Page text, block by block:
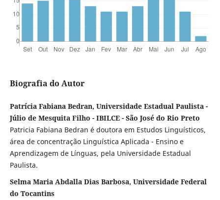
Biografia do Autor
Patrícia Fabiana Bedran, Universidade Estadual Paulista -
Júlio de Mesquita Filho - IBILCE - São José do Rio Preto
Patricia Fabiana Bedran é doutora em Estudos Linguísticos,
área de concentração Linguística Aplicada - Ensino e
Aprendizagem de Línguas, pela Universidade Estadual
Paulista.
Selma Maria Abdalla Dias Barbosa, Universidade Federal
do Tocantins